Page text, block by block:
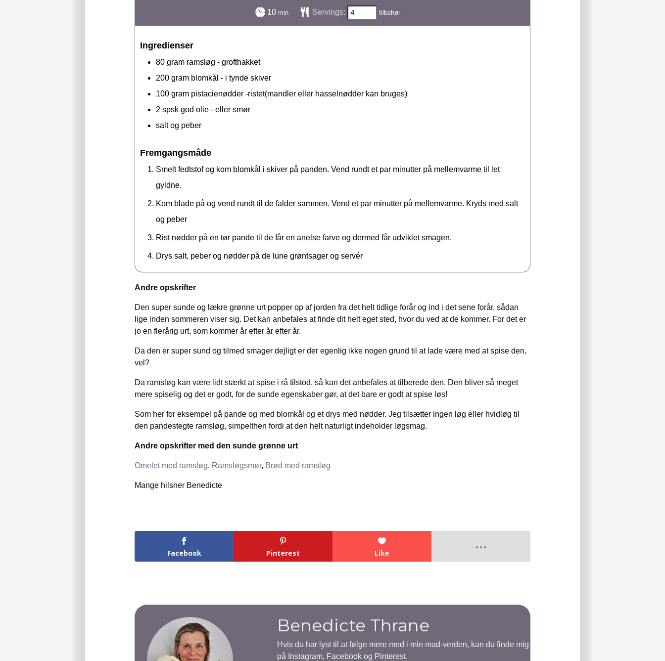
10minutter
min Servings: tilbehør
Ingredienser
80 gram ramsløg - grofthakket
200 gram blomkål - i tynde skiver
100 gram pistacienødder -ristet(mandler eller hasselnødder kan bruges)
2 spsk god olie - eller smør
salt og peber
Fremgangsmåde
Smelt fedtstof og kom blomkål i skiver på panden. Vend rundt et par minutter på mellemvarme til let
gyldne.
Kom blade på og vend rundt til de falder sammen. Vend et par minutter på mellemvarme. Kryds med salt
og peber
Rist nødder på en tør pande til de får en anelse farve og dermed får udviklet smagen.
Drys salt, peber og nødder på de lune grøntsager og servér
Andre opskrifter
Den super sunde og lækre grønne urt popper op af jorden fra det helt tidlige forår og ind i det sene forår, sådan
lige inden sommeren viser sig. Det kan anbefales at finde dit helt eget sted, hvor du ved at de kommer. For det er
jo en flerårig urt, som kommer år efter år efter år.
Da den er super sund og tilmed smager dejligt er der egenlig ikke nogen grund til at lade være med at spise den,
vel?
Da ramsløg kan være lidt stærkt at spise i rå tilstod, så kan det anbefales at tilberede den. Den bliver så meget
mere spiselig og det er godt, for de sunde egenskaber gør, at det bare er godt at spise løs!
Som her for eksempel på pande og med blomkål og et drys med nødder. Jeg tilsætter ingen løg eller hvidløg til
den pandestegte ramsløg, simpelthen fordi at den helt naturligt indeholder løgsmag.
Andre opskrifter med den sunde grønne urt
Omelet med ramsløg, Ramsløgsmør, Brød med ramsløg
Mange hilsner Benedicte
Facebook Pinterest Like
Benedicte Thrane
Hvis du har lyst til at følge mere med i min mad-verden, kan du finde mig
på Instagram, Facebook og Pinterest.